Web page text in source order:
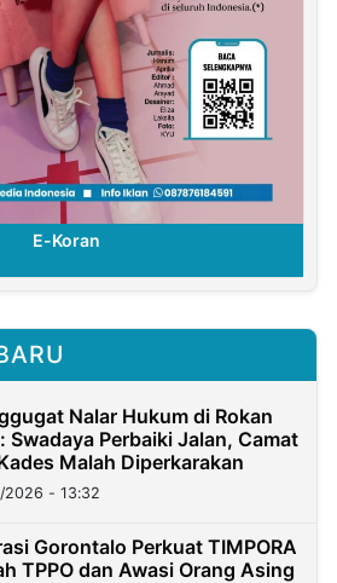
E-Koran
Nalar Hukum di Rokan
Swadaya Perbaiki Jalan, Camat
Malah Diperkarakan
2026 - 13:32
Gorontalo Perkuat TIMPORA
TPPO dan Awasi Orang Asing